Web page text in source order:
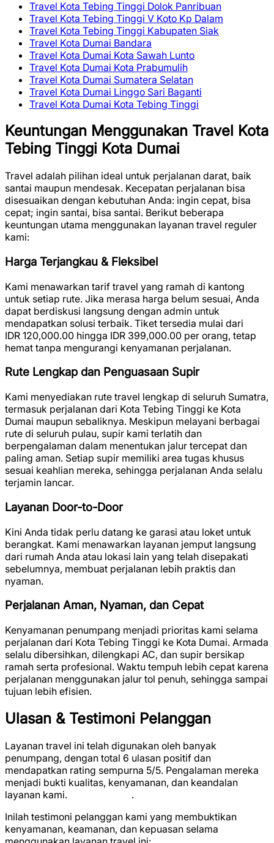
Travel Kota Tebing Tinggi Dolok Panribuan
Travel Kota Tebing Tinggi V Koto Kp Dalam
Travel Kota Tebing Tinggi Kabupaten Siak
Travel Kota Dumai Bandara
Travel Kota Dumai Kota Sawah Lunto
Travel Kota Dumai Kota Prabumulih
Travel Kota Dumai Sumatera Selatan
Travel Kota Dumai Linggo Sari Baganti
Travel Kota Dumai Kota Tebing Tinggi
Keuntungan Menggunakan Travel Kota
Tebing Tinggi Kota Dumai
Travel adalah pilihan ideal untuk perjalanan darat, baik
santai maupun mendesak. Kecepatan perjalanan bisa
disesuaikan dengan kebutuhan Anda: ingin cepat, bisa
cepat; ingin santai, bisa santai. Berikut beberapa
keuntungan utama menggunakan layanan travel reguler
kami:
Harga Terjangkau & Fleksibel
Kami menawarkan tarif travel yang ramah di kantong
untuk setiap rute. Jika merasa harga belum sesuai, Anda
dapat berdiskusi langsung dengan admin untuk
mendapatkan solusi terbaik. Tiket tersedia mulai dari
IDR 120,000.00 hingga IDR 399,000.00 per orang, tetap
hemat tanpa mengurangi kenyamanan perjalanan.
Rute Lengkap dan Penguasaan Supir
Kami menyediakan rute travel lengkap di seluruh Sumatra,
termasuk perjalanan dari Kota Tebing Tinggi ke Kota
Dumai maupun sebaliknya. Meskipun melayani berbagai
rute di seluruh pulau, supir kami terlatih dan
berpengalaman dalam menentukan jalur tercepat dan
paling aman. Setiap supir memiliki area tugas khusus
sesuai keahlian mereka, sehingga perjalanan Anda selalu
terjamin lancar.
Layanan Door-to-Door
Kini Anda tidak perlu datang ke garasi atau loket untuk
berangkat. Kami menawarkan layanan jemput langsung
dari rumah Anda atau lokasi lain yang telah disepakati
sebelumnya, membuat perjalanan lebih praktis dan
nyaman.
Perjalanan Aman, Nyaman, dan Cepat
Kenyamanan penumpang menjadi prioritas kami selama
perjalanan dari Kota Tebing Tinggi ke Kota Dumai. Armada
selalu dibersihkan, dilengkapi AC, dan supir bersikap
ramah serta profesional. Waktu tempuh lebih cepat karena
perjalanan menggunakan jalur tol penuh, sehingga sampai
tujuan lebih efisien.
Ulasan & Testimoni Pelanggan
Layanan travel ini telah digunakan oleh banyak
penumpang, dengan total 6 ulasan positif dan
mendapatkan rating sempurna 5/5. Pengalaman mereka
menjadi bukti kualitas, kenyamanan, dan keandalan
layanan kami.
.
Inilah testimoni pelanggan kami yang membuktikan
kenyamanan, keamanan, dan kepuasan selama